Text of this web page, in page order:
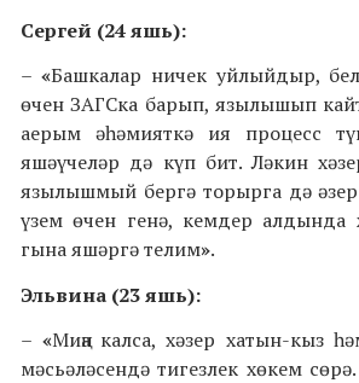
Сергей (24 яшь):
– «Башкалар ничек уйлыйдыр,
өчен ЗАГСка барып, язылышып
аерым әһәмияткә ия процесс
яшәүчеләр дә күп бит. Ләкин
язылышмый бергә торырга дә әзер
үзем өчен генә, кемдер
гына яшәргә телим».
Эльвина (23 яшь):
– «Миңа калса, хәзер хатын-кыз
мәсьәләсендә тигезлек хөкем